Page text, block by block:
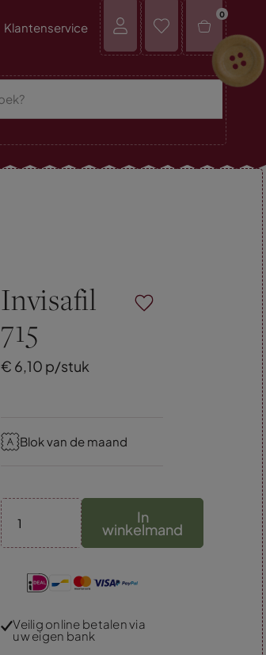
Klantenservice
0
Invisafil
715
€ 6,10 p/stuk
Blok van de maand
In
winkelmand
Veilig online betalen via
uw eigen bank